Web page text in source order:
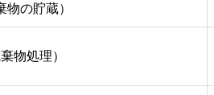
物の貯蔵）
棄物処理）